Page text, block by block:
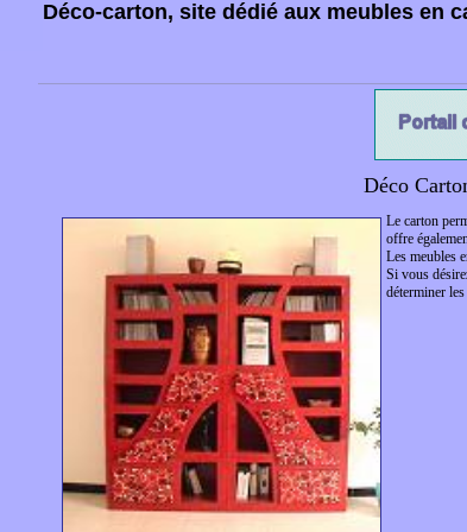
Déco-carton, site dédié aux meubles en
Déco
Le carton
offre
Les meubles
Si vous
déterminer